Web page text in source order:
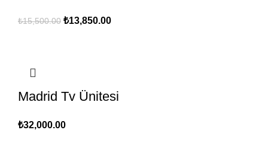
₺15,500.00 Orijinal
₺13,850.00Şu
Madrid Tv Ünitesi
₺32,000.00